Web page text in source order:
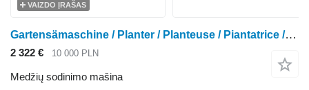
VAIZDO ĮRAŠAS
Gartensämaschine / Planter / Planteuse / Piantatrice / Sadzarka
2 322 € 10 000 PLN
Medžių sodinimo mašina